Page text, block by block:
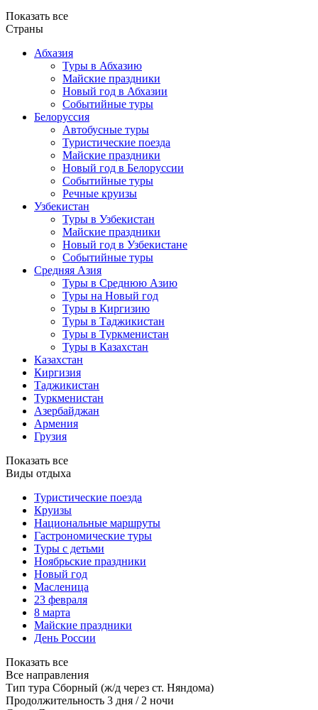
Показать все
Страны
Абхазия
Туры в Абхазию
Майские праздники
Новый год в Абхазии
Событийные туры
Белоруссия
Автобусные туры
Туристические поезда
Майские праздники
Новый год в Белоруссии
Событийные туры
Речные круизы
Узбекистан
Туры в Узбекистан
Майские праздники
Новый год в Узбекистане
Событийные туры
Средняя Азия
Туры в Среднюю Азию
Туры на Новый год
Туры в Киргизию
Туры в Таджикистан
Туры в Туркменистан
Туры в Казахстан
Казахстан
Киргизия
Таджикистан
Туркменистан
Азербайджан
Армения
Грузия
Показать все
Виды отдыха
Туристические поезда
Круизы
Национальные маршруты
Гастрономические туры
Туры с детьми
Ноябрьские праздники
Новый год
Масленица
23 февраля
8 марта
Майские праздники
День России
Показать все
Все направления
Тип тура Сборный (ж/д через ст. Няндома)
Продолжительность 3 дня / 2 ночи